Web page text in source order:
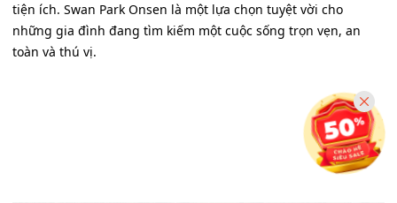
tiện ích. Swan Park Onsen là một lựa chọn tuyệt vời cho
những gia đình đang tìm kiếm một cuộc sống trọn vẹn, an
toàn và thú vị.